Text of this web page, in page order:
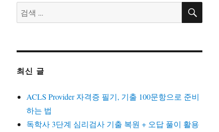
검
색:
검
최신 글
ACLS Provider 자격증 필기, 기출 100문항으로 준비
하는 법
독학사 3단계 심리검사 기출 복원 + 오답 풀이 활용